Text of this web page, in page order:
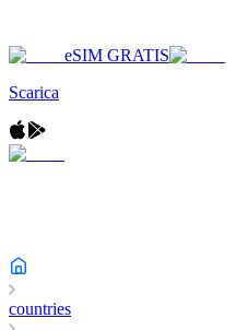
eSIM GRATIS
Scarica
countries